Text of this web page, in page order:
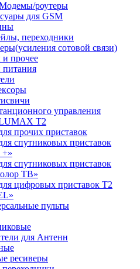
роутеры
для GSM
переходники
сотовой связи)
и прочее
питания
управления
Т2
прочих приставок
спутниковых приставок
спутниковых приставок
ТВ»
цифровых приставок Т2
пульты
для Антенн
ресиверы